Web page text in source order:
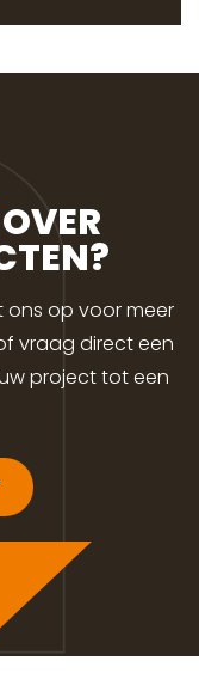
OVER
op voor meer
vraag direct een
project tot een